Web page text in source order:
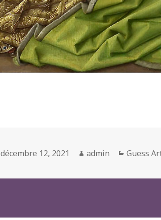
Posted
décembre 12, 2021 Author
admin Guess